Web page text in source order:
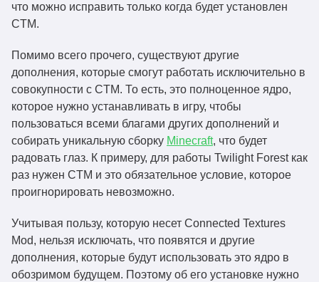
что можно исправить только когда будет установлен
CTM.
Помимо всего прочего, существуют другие
дополнения, которые смогут работать исключительно в
совокупности с CTM. То есть, это полноценное ядро,
которое нужно устанавливать в игру, чтобы
пользоваться всеми благами других дополнений и
собирать уникальную сборку Minecraft, что будет
радовать глаз. К примеру, для работы Twilight Forest как
раз нужен CTM и это обязательное условие, которое
проигнорировать невозможно.
Учитывая пользу, которую несет Connected Textures
Mod, нельзя исключать, что появятся и другие
дополнения, которые будут использовать это ядро в
обозримом будущем. Поэтому об его установке нужно